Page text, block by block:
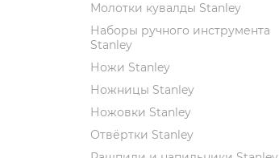
Молотки кувалды Stanley
Наборы ручного инструмента
Stanley
Ножи Stanley
Ножницы Stanley
Ножовки Stanley
Отвёртки Stanley